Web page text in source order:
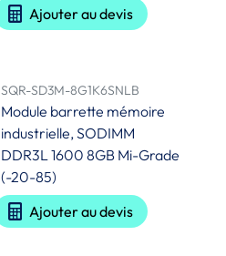
Ajouter au devis
SQR-SD3M-8G1K6SNLB
Module barrette mémoire
industrielle, SODIMM
DDR3L 1600 8GB Mi-Grade
(-20-85)
Ajouter au devis